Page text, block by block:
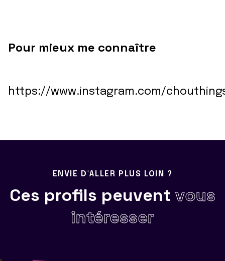
Pour mieux me connaître
https://www.instagram.com/
ENVIE D'ALLER PLUS LOIN ?
Ces profils peuvent vous
intéresser